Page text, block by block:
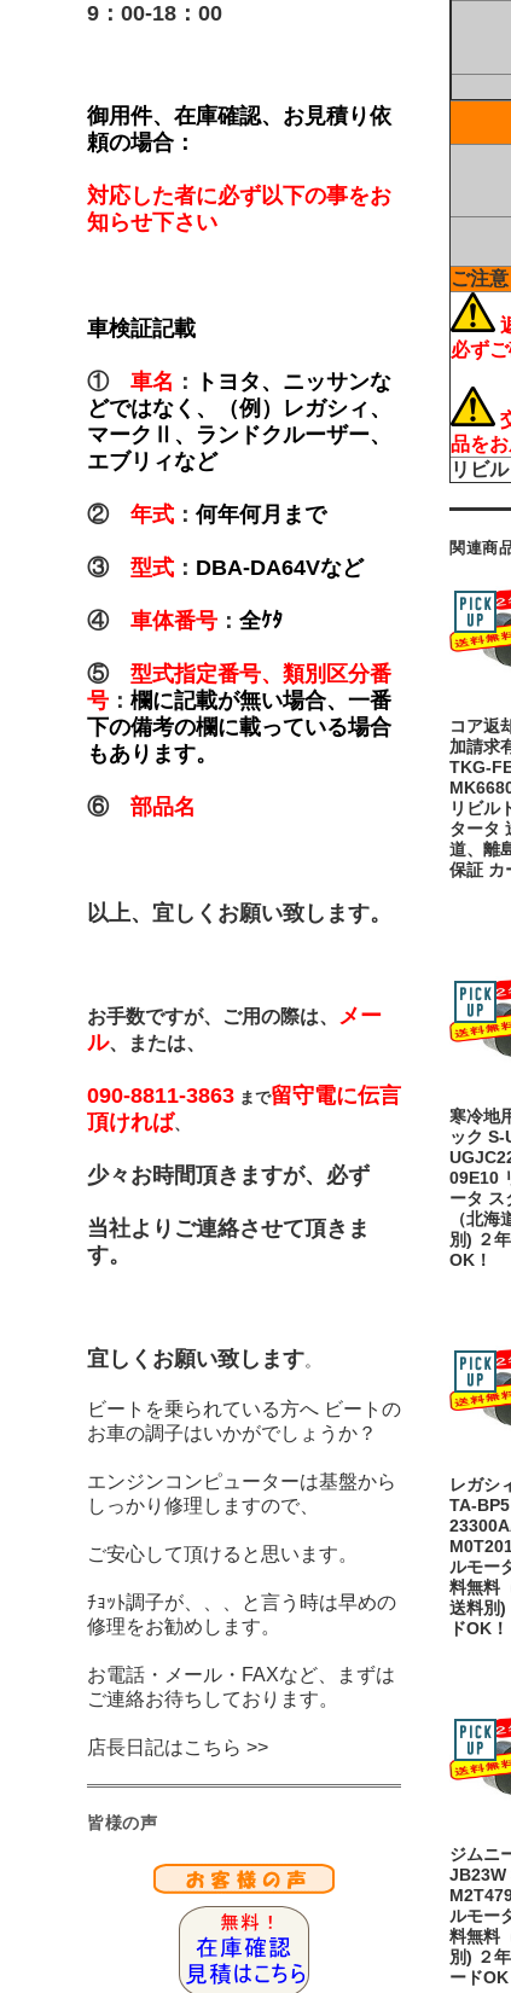
ご注意
必ず
品をお
リビ
関連商
コア返
加請求
TKG-
リビル
タータ
道、離
保証 カ
寒冷地
ック S-
09E10
ータ ス
（北海
別) ２
OK！
レガシ
TA-
ルモー
料無料
送料別)
ドOK！
ジムニ
JB23W
ルモー
料無料
別) ２
ードOK
9：00-18：00
御用件、在庫確認、お見積り依
頼の場合：
対応した者に必ず以下の事をお
知らせ下さい
車検証記載
① 車名 ：
トヨタ、ニッサンな
どではなく、（例）レガシィ、
マークⅡ、ランドクルーザー、
エブリィなど
② 年式 ： 何年何月まで
③ 型式 ： DBA-DA64Vなど
④ 車体番号 ： 全ｹﾀ
⑤ 型式指定番号、類別区分番
号 ： 欄に記載が無い場合、一番
下の備考の欄に載っている場合
もあります。
⑥ 部品名
以上、宜しくお願い致します。
お手数ですが、ご用の際は、 メー
ル、または、
090-8811-3863 まで留守電に伝言
頂ければ、
少々お時間頂きますが、必ず
当社よりご連絡させて頂きま
す。
宜しくお願い致します。
ビートを乗られている方へ ビートの
お車の調子はいかがでしょうか？
エンジンコンピューターは基盤から
しっかり修理しますので、
ご安心して頂けると思います。
ﾁｮｯﾄ調子が、、、と言う時は早めの
修理をお勧めします。
お電話・メール・FAXなど、まずは
ご連絡お待ちしております。
店長日記はこちら >>
皆様の声